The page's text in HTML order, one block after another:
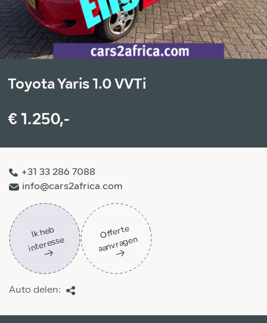
Toyota Yaris 1.0 VVTi
€ 1.250,-
+31 33 286 7088
info@cars2africa.com
Ik
h
e
b
i
nt
er
ess
e
Off
ert
e
aa
n
vra
g
e
n
Auto delen: